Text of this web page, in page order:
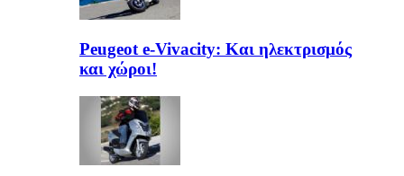
Peugeot e-Vivacity: Και ηλεκτρισμός
και χώροι!